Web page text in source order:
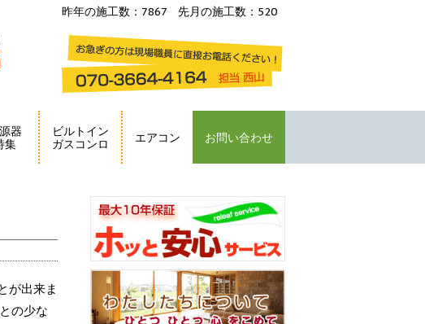
昨年の施工数：7867 先月の施工数：520
器
集
ビルトイン
ガスコンロ
エアコン お問い合わせ
が出来ま
の少な